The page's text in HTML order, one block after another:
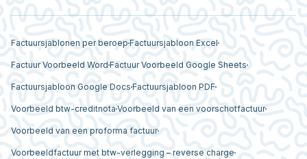
Factuursjablonen per beroep Factuursjabloon Excel
Factuur Voorbeeld Word Factuur Voorbeeld Google Sheets
Factuursjabloon Google Docs Factuursjabloon PDF
Voorbeeld btw-creditnota Voorbeeld van een voorschotfactuur
Voorbeeld van een proforma factuur
Voorbeeldfactuur met btw-verlegging – reverse charge